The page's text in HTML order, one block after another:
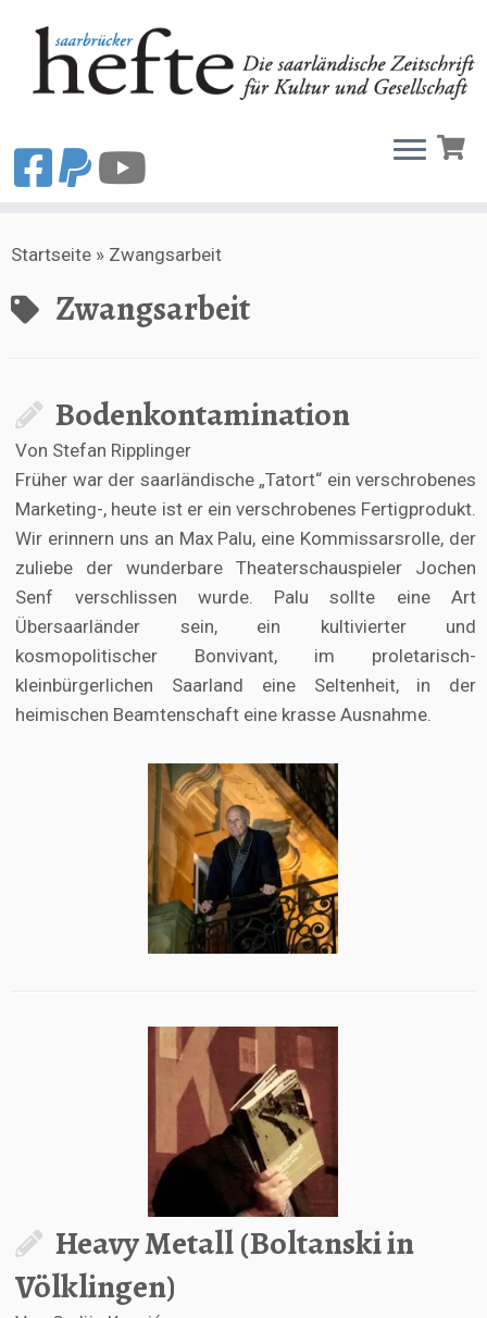
Inhalt
Startseite » Zwangsarbeit
Zwangsarbeit
Bodenkontamination
Von Stefan Ripplinger
Früher war der saarländische „Tatort“ ein verschrobenes
Marketing-, heute ist er ein verschrobenes Fertigprodukt.
Wir erinnern uns an Max Palu, eine Kommissarsrolle, der
zuliebe der wunderbare Theaterschauspieler Jochen
Senf verschlissen wurde. Palu sollte eine Art
Übersaarländer sein, ein kultivierter und
kosmopolitischer Bonvivant, im proletarisch-
kleinbürgerlichen Saarland eine Seltenheit, in der
heimischen Beamtenschaft eine krasse Ausnahme.
Heavy Metall (Boltanski in
Völklingen)